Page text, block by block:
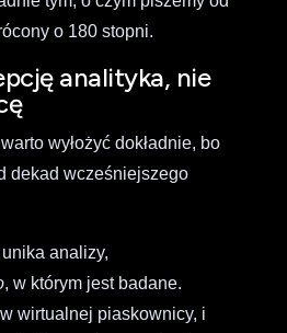
o 180 stopni.
analityka, nie
wyłożyć dokładnie, bo
dekad wcześniejszego
analizy,
, w którym jest badane.
wirtualnej piaskownicy, i